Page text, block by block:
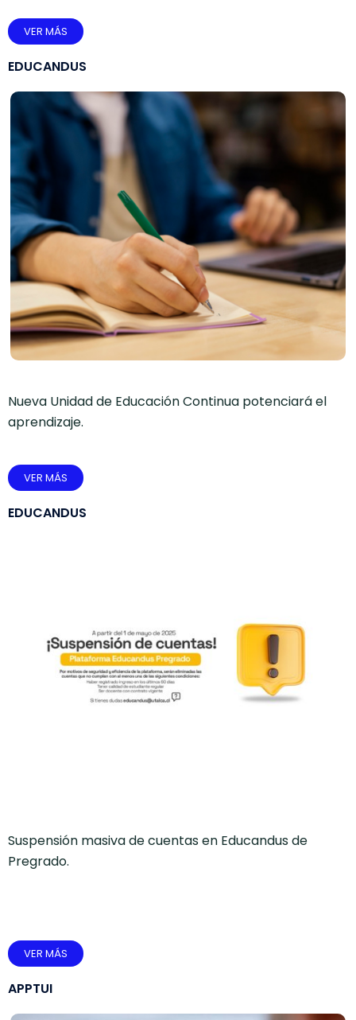
VER MÁS
EDUCANDUS
Nueva Unidad de Educación Continua potenciará el
aprendizaje.
VER MÁS
EDUCANDUS
Suspensión masiva de cuentas en Educandus de
Pregrado.
VER MÁS
APPTUI